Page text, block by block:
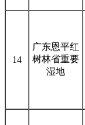
14
广东恩平红
树林省重要
湿地